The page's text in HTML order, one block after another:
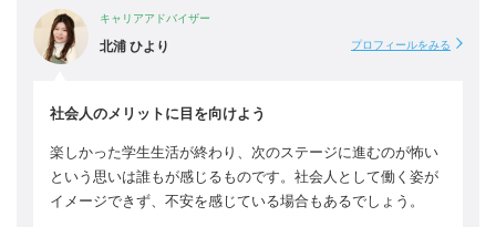
キャリアアドバイザー
北浦 ひより プロフィールをみる
社会人のメリットに目を向けよう
楽しかった学生生活が終わり、次のステージに進むのが怖い
という思いは誰もが感じるものです。社会人として働く姿が
イメージできず、不安を感じている場合もあるでしょう。